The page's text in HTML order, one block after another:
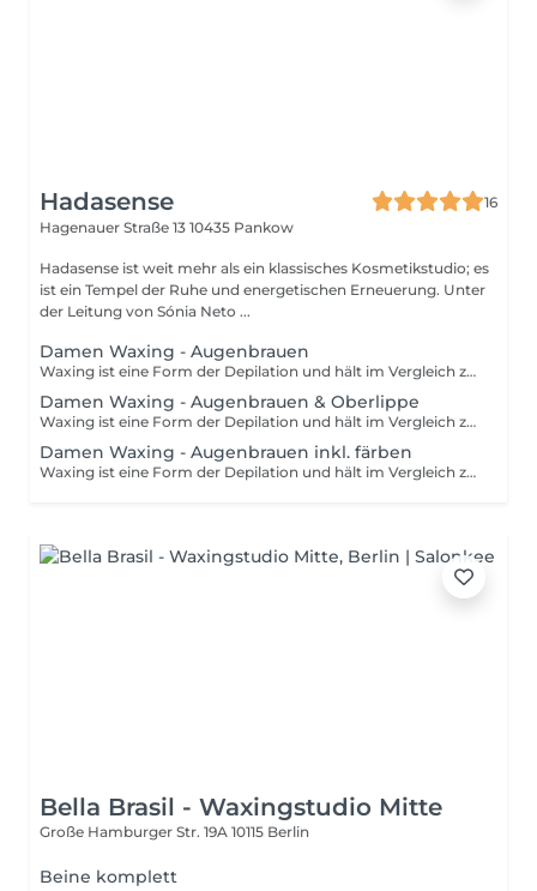
Hadasense
16
Hagenauer Straße 13 10435 Pankow
Hadasense ist weit mehr als ein klassisches Kosmetikstudio; es
ist ein Tempel der Ruhe und energetischen Erneuerung. Unter
der Leitung von Sónia Neto ...
Damen Waxing - Augenbrauen
Waxing ist eine Form der Depilation und hält im Vergleich zum Rasieren wesentlich länger an. Mithilfe von Wachs wird das Haar mitsamt der Wurzel aus der Haut entfernt. Um die Behandlung optimal durchzuführen, sollten die Härchen eine Länge von 3-5 mm haben. Damit die Prozedur so schmerzfrei wie möglich ist, sollten deine Haare nicht länger als 1 cm sind.
Damen Waxing - Augenbrauen & Oberlippe
Waxing ist eine Form der Depilation und hält im Vergleich zum Rasieren wesentlich länger an. Mithilfe von Wachs wird das Haar mitsamt der Wurzel aus der Haut entfernt. Um die Behandlung optimal durchzuführen, sollten die Härchen eine Länge von 3-5 mm haben. Damit die Prozedur so schmerzfrei wie möglich ist, sollten deine Haare nicht länger als 1 cm sind.
Damen Waxing - Augenbrauen inkl. färben
Waxing ist eine Form der Depilation und hält im Vergleich zum Rasieren wesentlich länger an. Mithilfe von Wachs wird das Haar mitsamt der Wurzel aus der Haut entfernt. Um die Behandlung optimal durchzuführen, sollten die Härchen eine Länge von 3-5 mm haben. Damit die Prozedur so schmerzfrei wie möglich ist, sollten deine Haare nicht länger als 1 cm sind.
Bella Brasil - Waxingstudio Mitte
Große Hamburger Str. 19A 10115 Berlin
Beine komplett